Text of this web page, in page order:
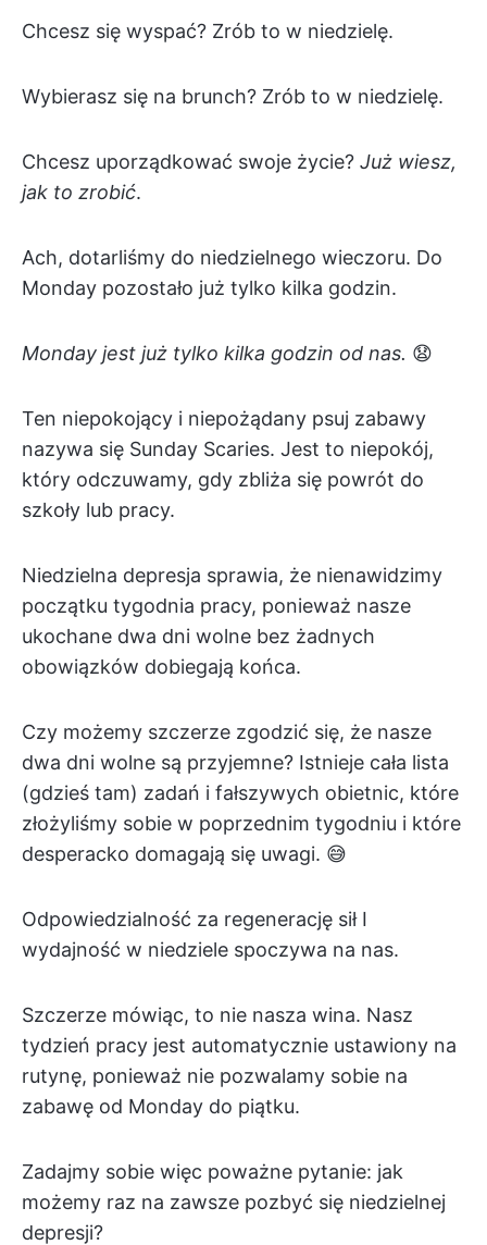
Chcesz się wyspać? Zrób to w niedzielę.
Wybierasz się na brunch? Zrób to w niedzielę.
Chcesz uporządkować swoje życie? Już wiesz,
jak to zrobić.
Ach, dotarliśmy do niedzielnego wieczoru. Do
Monday pozostało już tylko kilka godzin.
Monday jest już tylko kilka godzin od nas. 😧
Ten niepokojący i niepożądany psuj zabawy
nazywa się Sunday Scaries. Jest to niepokój,
który odczuwamy, gdy zbliża się powrót do
szkoły lub pracy.
Niedzielna depresja sprawia, że nienawidzimy
początku tygodnia pracy, ponieważ nasze
ukochane dwa dni wolne bez żadnych
obowiązków dobiegają końca.
Czy możemy szczerze zgodzić się, że nasze
dwa dni wolne są przyjemne? Istnieje cała lista
(gdzieś tam) zadań i fałszywych obietnic, które
złożyliśmy sobie w poprzednim tygodniu i które
desperacko domagają się uwagi. 😅
Odpowiedzialność za regenerację sił I
wydajność w niedziele spoczywa na nas.
Szczerze mówiąc, to nie nasza wina. Nasz
tydzień pracy jest automatycznie ustawiony na
rutynę, ponieważ nie pozwalamy sobie na
zabawę od Monday do piątku.
Zadajmy sobie więc poważne pytanie: jak
możemy raz na zawsze pozbyć się niedzielnej
depresji?